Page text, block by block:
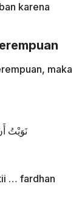
karena
maka
نَوَيْتُ
… fardhan